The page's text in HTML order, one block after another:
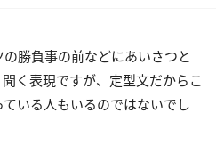
の勝負事の前などにあいさつと
く表現ですが、定型文だからこ
いる人もいるのではないでし